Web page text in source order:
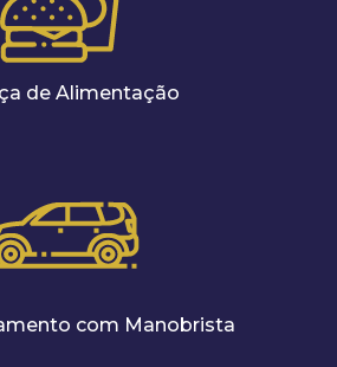
de Alimentação
com Manobrista